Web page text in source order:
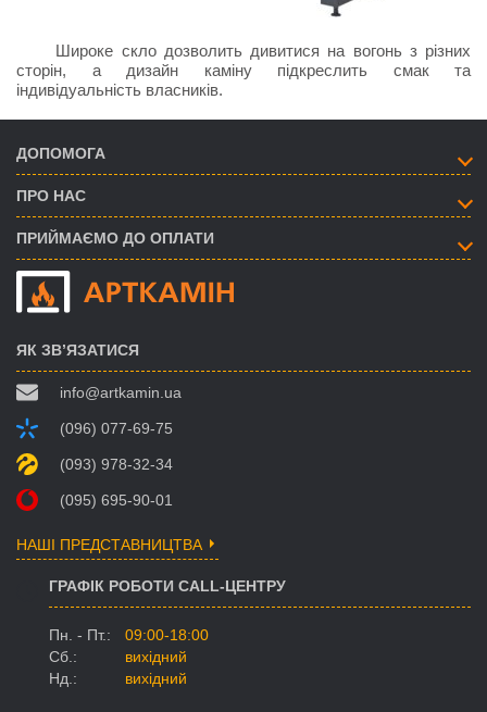
Широке скло дозволить дивитися на вогонь з різних
сторін, а дизайн каміну підкреслить смак та
індивідуальність власників.
ДОПОМОГА
ПРО НАС
ПРИЙМАЄМО ДО ОПЛАТИ
ЯК ЗВ’ЯЗАТИСЯ
info@artkamin.ua
(096) 077-69-75
(093) 978-32-34
(095) 695-90-01
НАШІ ПРЕДСТАВНИЦТВА
ГРАФІК РОБОТИ CALL-ЦЕНТРУ
Пн. - Пт.:
09:00-18:00
Сб.:
вихідний
Нд.:
вихідний